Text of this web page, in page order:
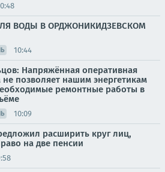
ВОДЫ В ОРДЖОНИКИДЗЕВСКОМ
10:44
Напряжённая оперативная
не позволяет нашим энергетикам
ремонтные работы в
10:09
расширить круг лиц,
на две пенсии